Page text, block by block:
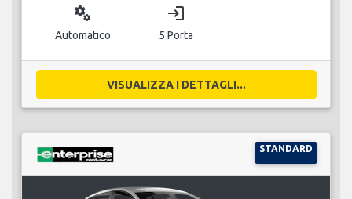
miscellaneous_services
Automatico
login
5 Porta
VISUALIZZA I DETTAGLI...
STANDARD